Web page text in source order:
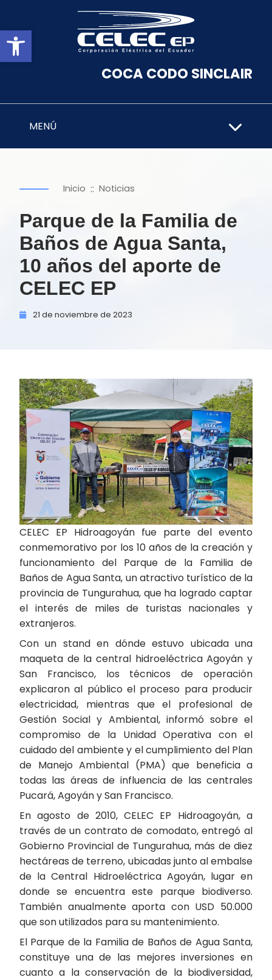
Abrir barra de herramientas
COCA CODO SINCLAIR
MENÚ
Inicio :: Noticias
Parque de la Familia de
Baños de Agua Santa,
10 años del aporte de
CELEC EP
21 de noviembre de 2023
CELEC EP Hidroagoyán fue parte del evento
conmemorativo por los 10 años de la creación y
funcionamiento del Parque de la Familia de
Baños de Agua Santa, un atractivo turístico de la
provincia de Tungurahua, que ha logrado captar
el interés de miles de turistas nacionales y
extranjeros.
Con un stand en dónde estuvo ubicada una
maqueta de la central hidroeléctrica Agoyán y
San Francisco, los técnicos de operación
explicaron al público el proceso para producir
electricidad, mientras que el profesional de
Gestión Social y Ambiental, informó sobre el
compromiso de la Unidad Operativa con el
cuidado del ambiente y el cumplimiento del Plan
de Manejo Ambiental (PMA) que beneficia a
todas las áreas de influencia de las centrales
Pucará, Agoyán y San Francisco.
En agosto de 2010, CELEC EP Hidroagoyán, a
través de un contrato de comodato, entregó al
Gobierno Provincial de Tungurahua, más de diez
hectáreas de terreno, ubicadas junto al embalse
de la Central Hidroeléctrica Agoyán, lugar en
donde se encuentra este parque biodiverso.
También anualmente aporta con USD 50.000
que son utilizados para su mantenimiento.
El Parque de la Familia de Baños de Agua Santa,
constituye una de las mejores inversiones en
cuanto a la conservación de la biodiversidad,